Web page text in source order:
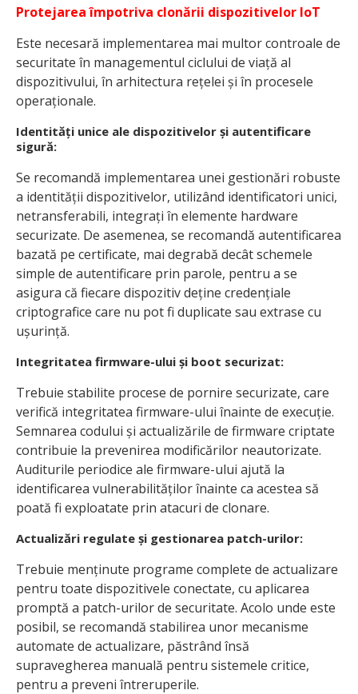
Protejarea împotriva clonării dispozitivelor IoT
Este necesară implementarea mai multor controale de
securitate în managementul ciclului de viață al
dispozitivului, în arhitectura rețelei și în procesele
operaționale.
Identități unice ale dispozitivelor și autentificare
sigură:
Se recomandă implementarea unei gestionări robuste
a identității dispozitivelor, utilizând identificatori unici,
netransferabili, integrați în elemente hardware
securizate. De asemenea, se recomandă autentificarea
bazată pe certificate, mai degrabă decât schemele
simple de autentificare prin parole, pentru a se
asigura că fiecare dispozitiv deține credențiale
criptografice care nu pot fi duplicate sau extrase cu
ușurință.
Integritatea firmware-ului și boot securizat:
Trebuie stabilite procese de pornire securizate, care
verifică integritatea firmware-ului înainte de execuție.
Semnarea codului și actualizările de firmware criptate
contribuie la prevenirea modificărilor neautorizate.
Auditurile periodice ale firmware-ului ajută la
identificarea vulnerabilităților înainte ca acestea să
poată fi exploatate prin atacuri de clonare.
Actualizări regulate și gestionarea patch-urilor:
Trebuie menținute programe complete de actualizare
pentru toate dispozitivele conectate, cu aplicarea
promptă a patch-urilor de securitate. Acolo unde este
posibil, se recomandă stabilirea unor mecanisme
automate de actualizare, păstrând însă
supravegherea manuală pentru sistemele critice,
pentru a preveni întreruperile.